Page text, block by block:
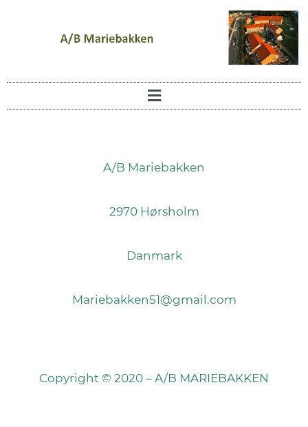
A/B Mariebakken
2970 Hørsholm
Danmark
Mariebakken51@gmail.com
Copyright © 2020 – A/B MARIEBAKKEN